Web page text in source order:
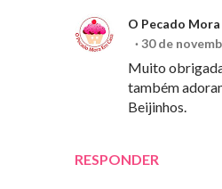
RESPONDER
O Pecado Mora
30 de
Muito
também
Beijinhos.